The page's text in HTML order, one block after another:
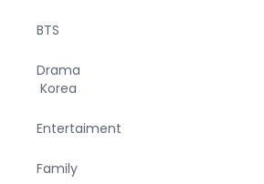
BTS
Drama
Korea
Entertaiment
Family